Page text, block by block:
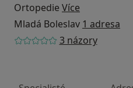
Ortopedie Více
Mladá Boleslav 1 adresa
3 názory